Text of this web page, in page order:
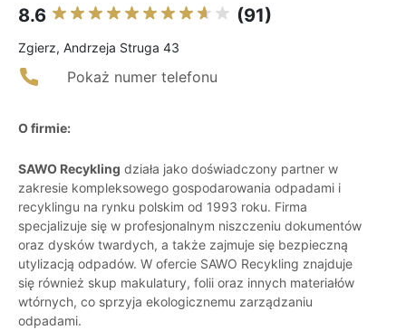
8.6 (91)
Zgierz, Andrzeja Struga 43
Pokaż numer telefonu
O firmie:
SAWO Recykling działa jako doświadczony partner w
zakresie kompleksowego gospodarowania odpadami i
recyklingu na rynku polskim od 1993 roku. Firma
specjalizuje się w profesjonalnym niszczeniu dokumentów
oraz dysków twardych, a także zajmuje się bezpieczną
utylizacją odpadów. W ofercie SAWO Recykling znajduje
się również skup makulatury, folii oraz innych materiałów
wtórnych, co sprzyja ekologicznemu zarządzaniu
odpadami.